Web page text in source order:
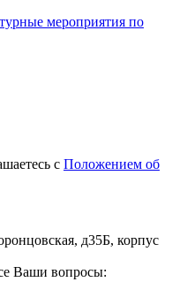
мероприятия по
с Положением об
д35Б, корпус
Ваши вопросы: